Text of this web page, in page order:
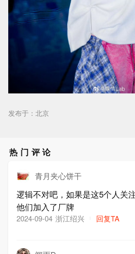
发布于：北京
热门评论
青月夹心饼干
逻辑不对吧，如果是这5个人关
他们加入了厂牌
2024-09-04 浙江绍兴 回复TA